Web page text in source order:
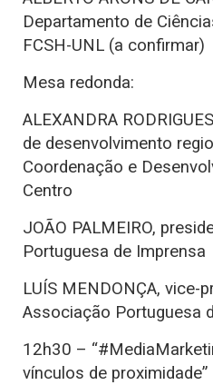
Departamento de
FCSH-UNL (a confirmar)
Mesa redonda:
ALEXANDRA
de desenvolvimento
Coordenação e
Centro
JOÃO PALMEIRO,
Portuguesa de Imprensa
LUÍS MENDONÇA, vice-
Associação Portuguesa
12h30 –
vínculos de proximidade”